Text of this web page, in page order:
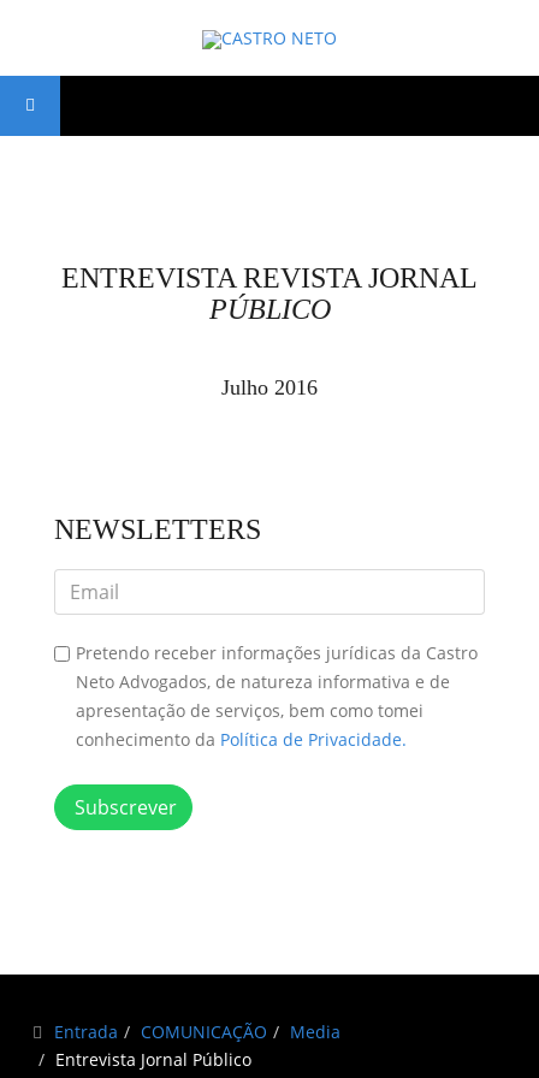
ENTREVISTA REVISTA JORNAL
PÚBLICO
Julho 2016
NEWSLETTERS
Pretendo receber informações jurídicas da Castro
Neto Advogados, de natureza informativa e de
apresentação de serviços, bem como tomei
conhecimento da Política de Privacidade.
Subscrever
Entrada COMUNICAÇÃO
Media
Entrevista Jornal Público